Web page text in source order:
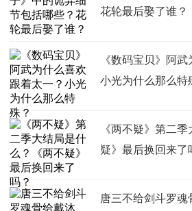
花轮最后娶了谁？
《数码宝贝》阿
小光为什么那么特
《两不疑》第二
疑》最后换回来了
唐三不给剑斗罗